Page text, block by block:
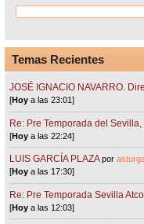
Temas Recientes
JOSÉ IGNACIO NAVARRO.
[Hoy a las 23:01]
Re: Pre Temporada del
[Hoy a las 22:24]
LUIS GARCÍA PLAZA por
[Hoy a las 17:30]
Re: Pre Temporada Sevilla
[Hoy a las 12:03]